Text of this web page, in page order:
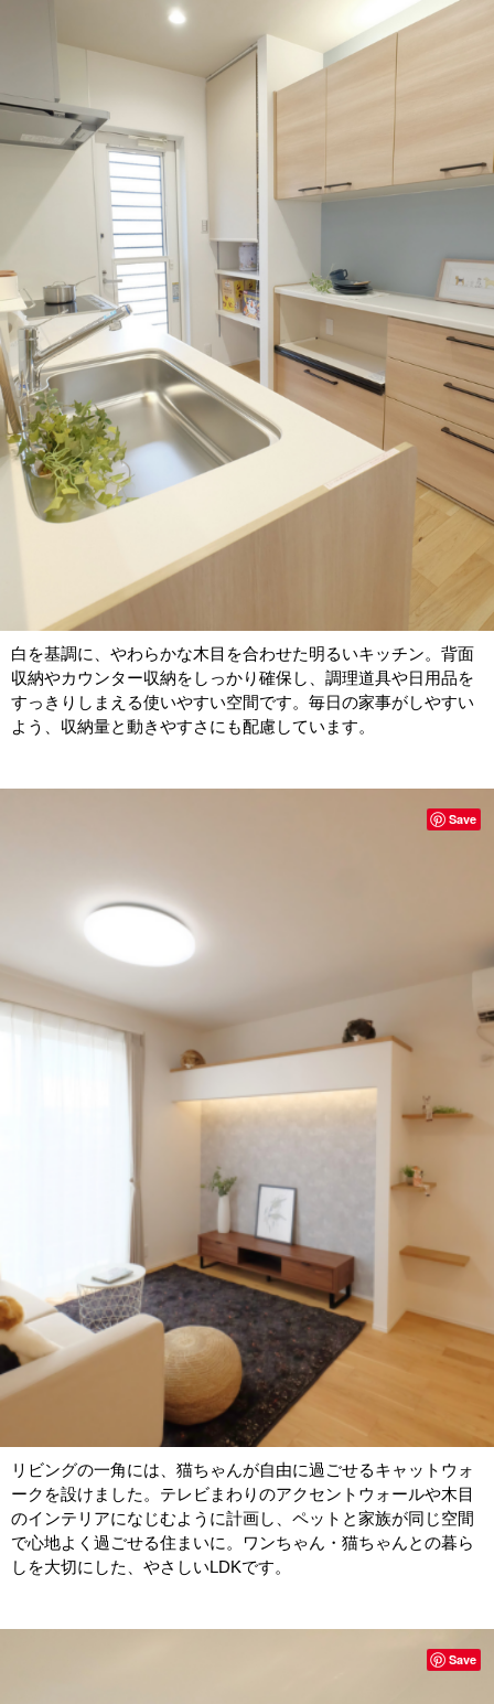
白を基調に、やわらかな木目を合わせた明るいキッチン。背面
収納やカウンター収納をしっかり確保し、調理道具や日用品を
すっきりしまえる使いやすい空間です。毎日の家事がしやすい
よう、収納量と動きやすさにも配慮しています。
リビングの一角には、猫ちゃんが自由に過ごせるキャットウォ
ークを設けました。テレビまわりのアクセントウォールや木目
のインテリアになじむように計画し、ペットと家族が同じ空間
で心地よく過ごせる住まいに。ワンちゃん・猫ちゃんとの暮ら
しを大切にした、やさしいLDKです。
Save
Save